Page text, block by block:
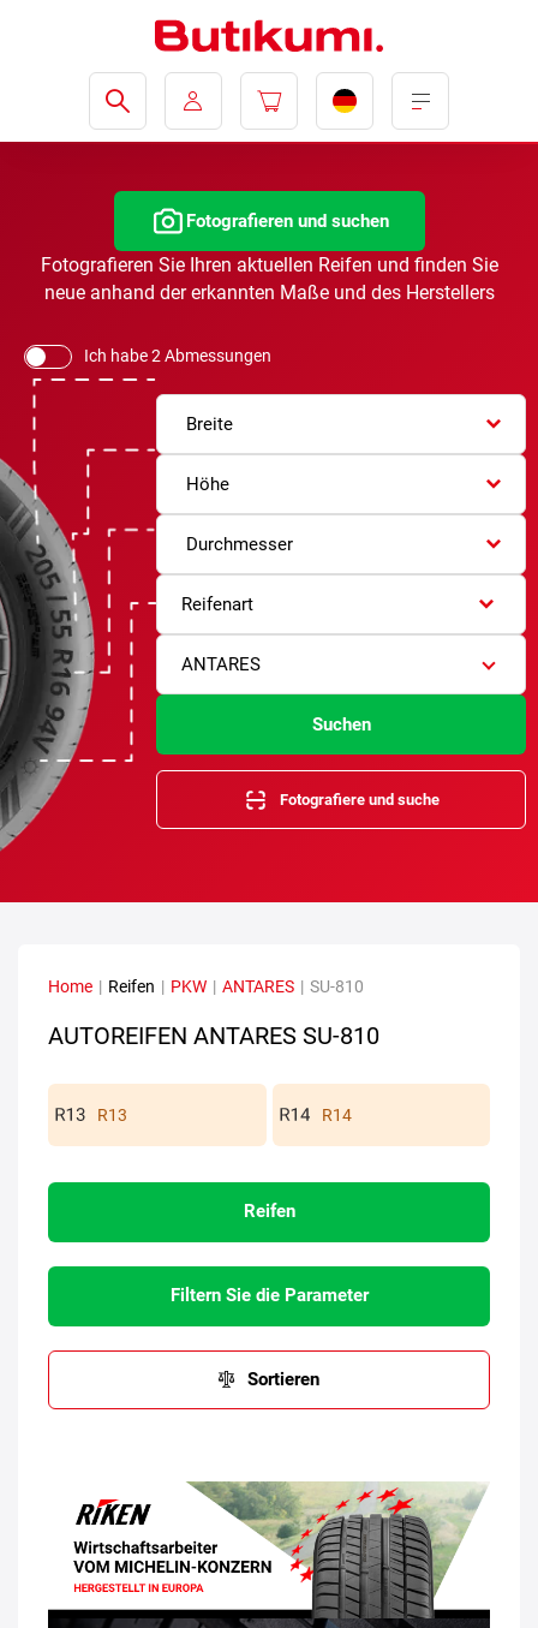
Fotografieren und suchen
Fotografieren Sie Ihren aktuellen Reifen und finden Sie
neue anhand der erkannten Maße und des Herstellers
Ich habe 2 Abmessungen
Breite
Höhe
Durchmesser
Reifenart
ANTARES
Suchen
Fotografiere und suche
Home | Reifen | PKW | ANTARES | SU-810
AUTOREIFEN ANTARES SU-810
R13 R14
Reifen
Filtern Sie die Parameter
Sortieren